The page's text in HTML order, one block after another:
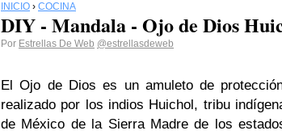
INICIO › COCINA
DIY - Mandala - Ojo de Dios
Por Estrellas De Web @estrellasdeweb
El Ojo de Dios es un amuleto de
realizado por los indios Huichol, tribu
de México de la Sierra Madre de los